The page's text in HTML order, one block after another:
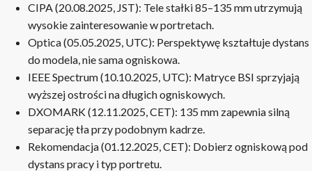
CIPA (20.08.2025, JST): Tele stałki 85–135 mm utrzymują
wysokie zainteresowanie w portretach.
Optica (05.05.2025, UTC): Perspektywę kształtuje dystans
do modela, nie sama ogniskowa.
IEEE Spectrum (10.10.2025, UTC): Matryce BSI sprzyjają
wyższej ostrości na długich ogniskowych.
DXOMARK (12.11.2025, CET): 135 mm zapewnia silną
separację tła przy podobnym kadrze.
Rekomendacja (01.12.2025, CET): Dobierz ogniskową pod
dystans pracy i typ portretu.